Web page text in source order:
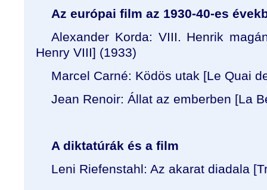
Az európai film az 1930-40-es
Alexander Korda: VIII. Henrik
Henry VIII] (1933)
Marcel Carné: Ködös utak [Le Quai
Jean Renoir: Állat az emberben [La
A diktatúrák és a film
Leni Riefenstahl: Az akarat diadala